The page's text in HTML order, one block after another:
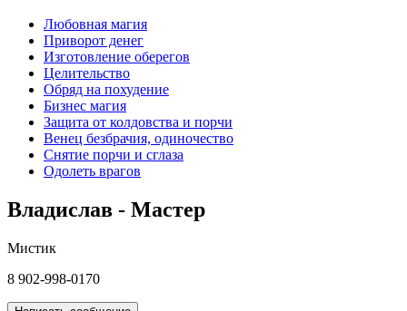
Любовная магия
Приворот денег
Изготовление оберегов
Целительство
Обряд на похудение
Бизнес магия
Защита от колдовства и порчи
Венец безбрачия, одиночество
Снятие порчи и сглаза
Одолеть врагов
Владислав - Мастер
Мистик
8 902-998-0170